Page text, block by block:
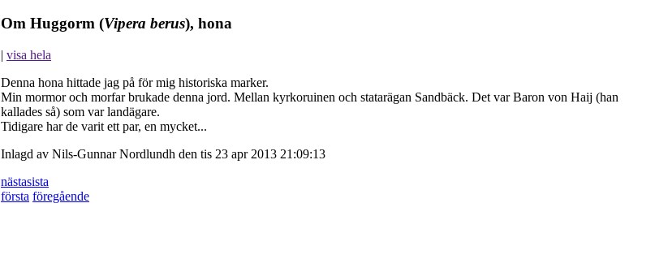
Om Huggorm (Vipera berus), hona
| visa hela
Denna hona hittade jag på för mig historiska marker.
Min mormor och morfar brukade denna jord. Mellan kyrkoruinen och statarägan Sandbäck. Det var Baron von Haij (han
kallades så) som var landägare.
Tidigare har de varit ett par, en mycket...
Inlagd av Nils-Gunnar Nordlundh den tis 23 apr 2013 21:09:13
nästasista
första föregående